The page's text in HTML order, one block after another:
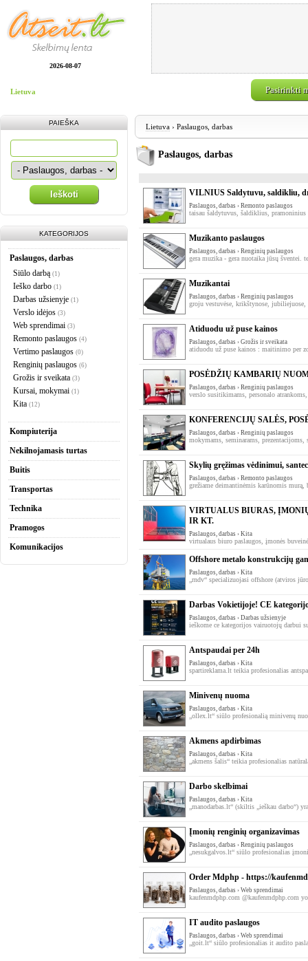
2026-08-07
Lietuva Pasirinkti
PAIEŠKA
Ieškoti
KATEGORIJOS
Paslaugos, darbas
Siūlo darbą (1)
Ieško darbo (1)
Darbas užsienyje (1)
Verslo idėjos (3)
Web sprendimai (3)
Remonto paslaugos (4)
Vertimo paslaugos (0)
Renginių paslaugos (6)
Grožis ir sveikata (3)
Kursai, mokymai (1)
Kita (12)
Kompiuterija
Nekilnojamasis turtas
Buitis
Transportas
Technika
Pramogos
Komunikacijos
Lietuva › Paslaugos, darbas
Paslaugos, darbas
VILNIUS Saldytuvu, saldikliu,
Paslaugos, darbas › Remonto paslaugos
taisau šaldytuvus, šaldiklius,
Muzikanto paslaugos
Paslaugos, darbas › Renginių paslaugos
gera muzika - gera nuotaika jūsų šventei.
Muzikantai
Paslaugos, darbas › Renginių paslaugos
groju vestuvėse, krikštynose,
Atiduodu už puse kainos
Paslaugos, darbas › Grožis ir sveikata
atiduodu už puse kainos : maitinimo per
POSĖDŽIŲ KAMBARIŲ
Paslaugos, darbas › Renginių paslaugos
verslo susitikimams, personalo
KONFERENCIJŲ SALĖS,
Paslaugos, darbas › Renginių paslaugos
mokymams, seminarams,
Skylių gręžimas vėdinimui,
Paslaugos, darbas › Remonto paslaugos
grežiame deimantinėmis karūnomis
VIRTUALUS BIURAS,
IR KT.
Paslaugos, darbas › Kita
virtualaus biuro paslaugos, įmonės
Offshore metalo konstrukcijų
Paslaugos, darbas › Kita
„rndv“ specializuojasi offshore (atviros
Darbas Vokietijoje! CE
Paslaugos, darbas › Darbas užsienyje
ieškome ce kategorijos vairuotojų darbui
Antspaudai per 24h
Paslaugos, darbas › Kita
spartireklama.lt teikia profesionalias
Minivenų nuoma
Paslaugos, darbas › Kita
„ollex.lt“ siūlo profesionalią minivenų
Akmens apdirbimas
Paslaugos, darbas › Kita
„akmens šalis“ teikia profesionalias
Darbo skelbimai
Paslaugos, darbas › Kita
„manodarbas.lt“ (skiltis „ieškau darbo“)
Įmonių renginių organizavimas
Paslaugos, darbas › Renginių paslaugos
„nesukgalvos.lt“ siūlo profesionalias
Order Mdphp - https://
Paslaugos, darbas › Web sprendimai
kaufenmdphp.com @kaufenmdphp.com
IT audito paslaugos
Paslaugos, darbas › Web sprendimai
„goit.lt“ siūlo profesionalias it audito